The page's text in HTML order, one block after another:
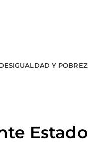
DESIGUALDAD Y